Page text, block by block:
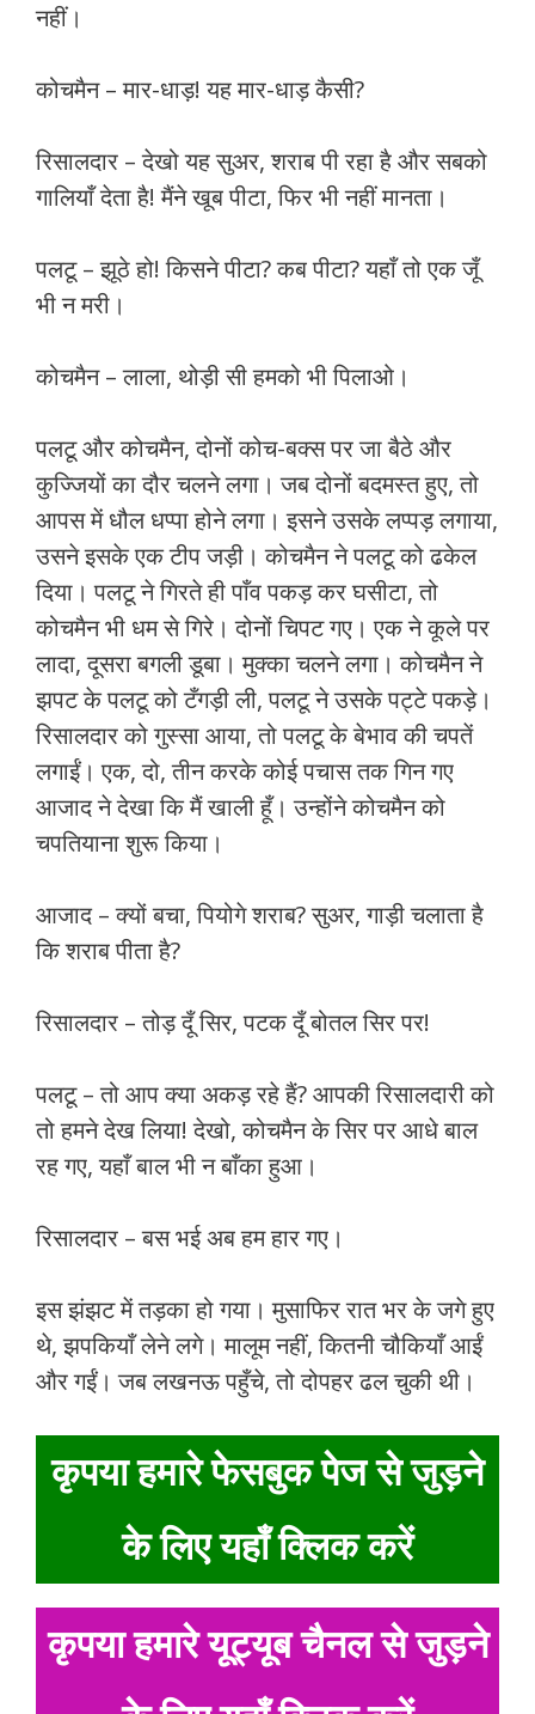
नहीं।
कोचमैन – मार-धाड़! यह मार-धाड़ कैसी?
रिसालदार – देखो यह सुअर, शराब पी रहा है और सबको
गालियाँ देता है! मैंने खूब पीटा, फिर भी नहीं मानता।
पलटू – झूठे हो! किसने पीटा? कब पीटा? यहाँ तो एक जूँ
भी न मरी।
कोचमैन – लाला, थोड़ी सी हमको भी पिलाओ।
पलटू और कोचमैन, दोनों कोच-बक्स पर जा बैठे और
कुज्जियों का दौर चलने लगा। जब दोनों बदमस्त हुए, तो
आपस में धौल धप्पा होने लगा। इसने उसके लप्पड़ लगाया,
उसने इसके एक टीप जड़ी। कोचमैन ने पलटू को ढकेल
दिया। पलटू ने गिरते ही पाँव पकड़ कर घसीटा, तो
कोचमैन भी धम से गिरे। दोनों चिपट गए। एक ने कूले पर
लादा, दूसरा बगली डूबा। मुक्का चलने लगा। कोचमैन ने
झपट के पलटू को टँगड़ी ली, पलटू ने उसके पट्टे पकड़े।
रिसालदार को गुस्सा आया, तो पलटू के बेभाव की चपतें
लगाईं। एक, दो, तीन करके कोई पचास तक गिन गए
आजाद ने देखा कि मैं खाली हूँ। उन्होंने कोचमैन को
चपतियाना शुरू किया।
आजाद – क्यों बचा, पियोगे शराब? सुअर, गाड़ी चलाता है
कि शराब पीता है?
रिसालदार – तोड़ दूँ सिर, पटक दूँ बोतल सिर पर!
पलटू – तो आप क्या अकड़ रहे हैं? आपकी रिसालदारी को
तो हमने देख लिया! देखो, कोचमैन के सिर पर आधे बाल
रह गए, यहाँ बाल भी न बाँका हुआ।
रिसालदार – बस भई अब हम हार गए।
इस झंझट में तड़का हो गया। मुसाफिर रात भर के जगे हुए
थे, झपकियाँ लेने लगे। मालूम नहीं, कितनी चौकियाँ आईं
और गईं। जब लखनऊ पहुँचे, तो दोपहर ढल चुकी थी।
कृपया हमारे फेसबुक पेज से जुड़ने
के लिए यहाँ क्लिक करें
कृपया हमारे यूट्यूब चैनल से जुड़ने